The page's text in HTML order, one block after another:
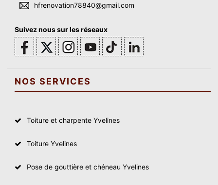
hfrenovation78840@gmail.com
Suivez nous sur les réseaux
NOS SERVICES
Toiture et charpente Yvelines
Toiture Yvelines
Pose de gouttière et chéneau Yvelines